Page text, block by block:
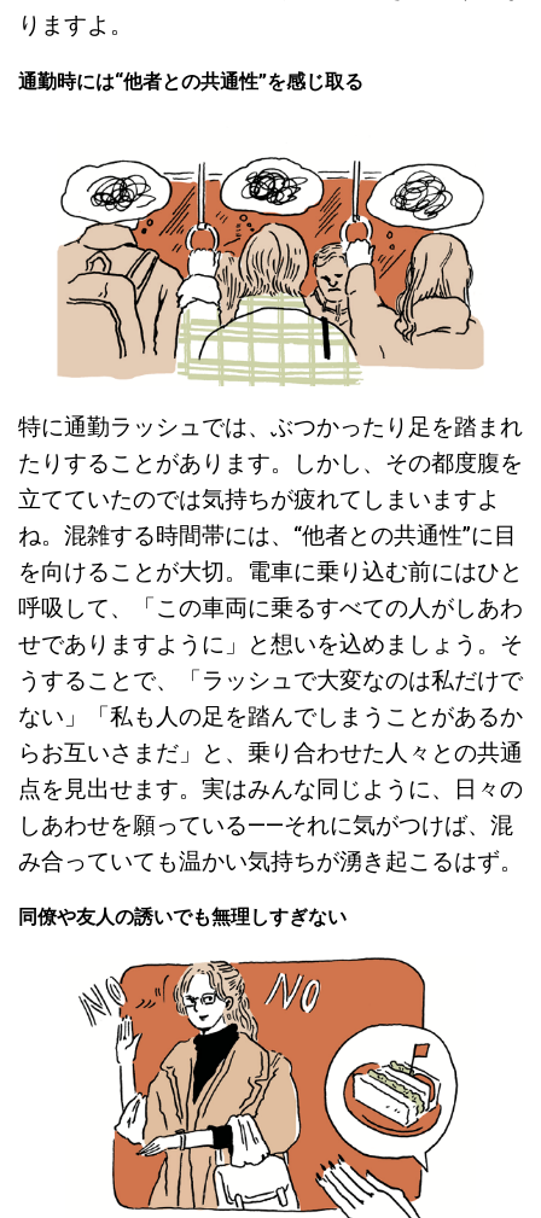
りますよ。
通勤時には“他者との共通性”を感じ取る
特に通勤ラッシュでは、ぶつかったり足を踏まれ
たりすることがあります。しかし、その都度腹を
立てていたのでは気持ちが疲れてしまいますよ
ね。混雑する時間帯には、“他者との共通性”に目
を向けることが大切。電車に乗り込む前にはひと
呼吸して、「この車両に乗るすべての人がしあわ
せでありますように」と想いを込めましょう。そ
うすることで、「ラッシュで大変なのは私だけで
ない」「私も人の足を踏んでしまうことがあるか
らお互いさまだ」と、乗り合わせた人々との共通
点を見出せます。実はみんな同じように、日々の
しあわせを願っている——それに気がつけば、混
み合っていても温かい気持ちが湧き起こるはず。
同僚や友人の誘いでも無理しすぎない